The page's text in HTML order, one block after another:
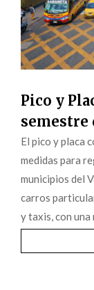
Pico y
semestre
El pico y placa
medidas para
municipios del
carros
y taxis, con una